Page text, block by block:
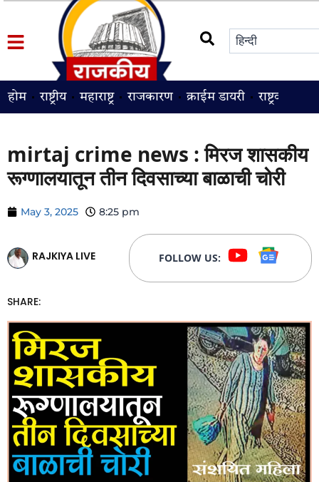
होम राष्ट्रीय महाराष्ट्र राजकारण क्राईम डायरी राष्ट्रवादी
mirtaj crime news : मिरज शासकीय
रूग्णालयातून तीन दिवसाच्या बाळाची चोरी
May 3, 2025 8:25 pm
RAJKIYA LIVE FOLLOW US:
SHARE: